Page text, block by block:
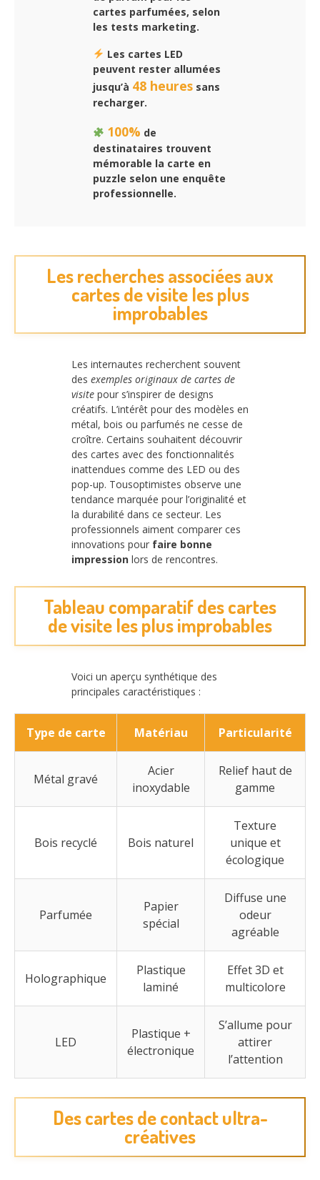
cartes parfumées, selon
les tests marketing.
Les cartes LED
peuvent rester allumées
jusqu’à 48 heures sans
recharger.
100% de
destinataires trouvent
mémorable la carte en
puzzle selon une enquête
professionnelle.
Les recherches associées aux
cartes de visite les plus
improbables
Les internautes recherchent souvent
des exemples originaux de cartes de
visite pour s’inspirer de designs
créatifs. L’intérêt pour des modèles en
métal, bois ou parfumés ne cesse de
croître. Certains souhaitent découvrir
des cartes avec des fonctionnalités
inattendues comme des LED ou des
pop-up. Tousoptimistes observe une
tendance marquée pour l’originalité et
la durabilité dans ce secteur. Les
professionnels aiment comparer ces
innovations pour faire bonne
impression lors de rencontres.
Tableau comparatif des cartes
de visite les plus improbables
Voici un aperçu synthétique des
principales caractéristiques :
Type de carte Matériau Particularité
Métal gravé
Acier
inoxydable
Relief haut de
gamme
Bois recyclé Bois naturel
Texture
unique et
écologique
Parfumée
Papier
spécial
Diffuse une
odeur
agréable
Holographique
Plastique
laminé
Effet 3D et
multicolore
LED
Plastique +
électronique
S’allume pour
attirer
l’attention
Des cartes de contact ultra-
créatives